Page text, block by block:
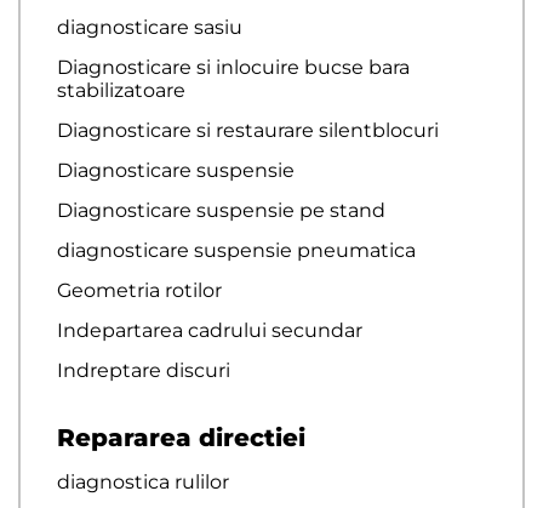
diagnosticare sasiu
Diagnosticare si inlocuire bucse bara
stabilizatoare
Diagnosticare si restaurare silentblocuri
Diagnosticare suspensie
Diagnosticare suspensie pe stand
diagnosticare suspensie pneumatica
Geometria rotilor
Indepartarea cadrului secundar
Indreptare discuri
Repararea directiei
diagnostica rulilor